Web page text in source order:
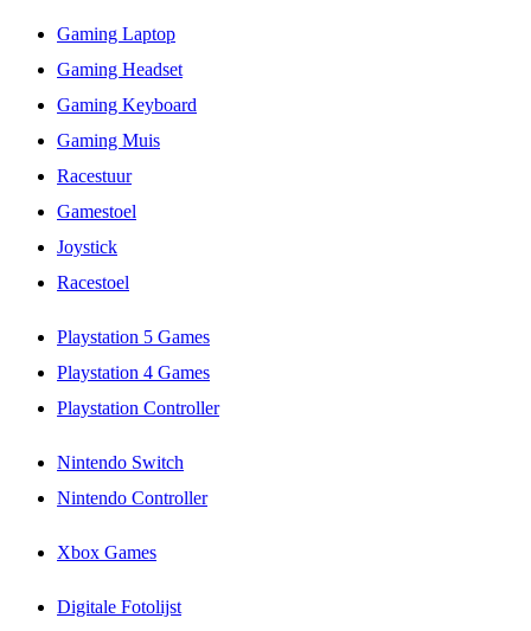
Gaming Laptop
Gaming Headset
Gaming Keyboard
Gaming Muis
Racestuur
Gamestoel
Joystick
Racestoel
Playstation 5 Games
Playstation 4 Games
Playstation Controller
Nintendo Switch
Nintendo Controller
Xbox Games
Digitale Fotolijst